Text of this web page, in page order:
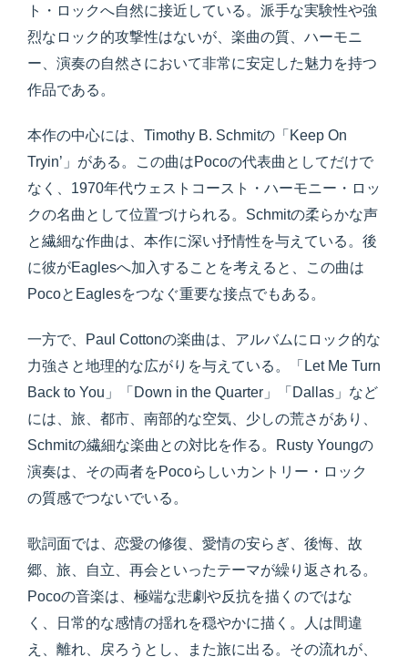
ト・ロックへ自然に接近している。派手な実験性や強
烈なロック的攻撃性はないが、楽曲の質、ハーモニ
ー、演奏の自然さにおいて非常に安定した魅力を持つ
作品である。
本作の中心には、Timothy B. Schmitの「Keep On
Tryin’」がある。この曲はPocoの代表曲としてだけで
なく、1970年代ウェストコースト・ハーモニー・ロッ
クの名曲として位置づけられる。Schmitの柔らかな声
と繊細な作曲は、本作に深い抒情性を与えている。後
に彼がEaglesへ加入することを考えると、この曲は
PocoとEaglesをつなぐ重要な接点でもある。
一方で、Paul Cottonの楽曲は、アルバムにロック的な
力強さと地理的な広がりを与えている。「Let Me Turn
Back to You」「Down in the Quarter」「Dallas」など
には、旅、都市、南部的な空気、少しの荒さがあり、
Schmitの繊細な楽曲との対比を作る。Rusty Youngの
演奏は、その両者をPocoらしいカントリー・ロック
の質感でつないでいる。
歌詞面では、恋愛の修復、愛情の安らぎ、後悔、故
郷、旅、自立、再会といったテーマが繰り返される。
Pocoの音楽は、極端な悲劇や反抗を描くのではな
く、日常的な感情の揺れを穏やかに描く。人は間違
え、離れ、戻ろうとし、また旅に出る。その流れが、